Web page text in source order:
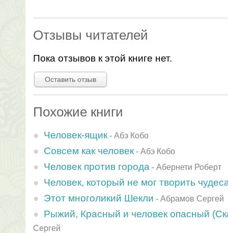
Отзывы читателей
Пока отзывов к этой книге нет.
Оставить отзыв
Похожие книги
Человек-ящик - Абэ Кобо
Совсем как человек - Абэ Кобо
Человек против города - Абернети Роберт
Человек, который не мог творить
Этот многоликий Шекли - Абрамов Сергей
Рыжий, Красный и человек опасный
Сергей